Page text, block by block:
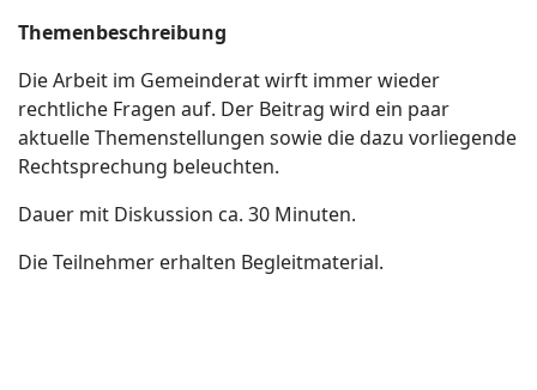
Themenbeschreibung
Die Arbeit im Gemeinderat wirft immer wieder
rechtliche Fragen auf. Der Beitrag wird ein paar
aktuelle Themenstellungen sowie die dazu vorliegende
Rechtsprechung beleuchten.
Dauer mit Diskussion ca. 30 Minuten.
Die Teilnehmer erhalten Begleitmaterial.